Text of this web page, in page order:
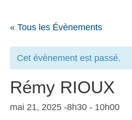
« Tous les Évènements
Cet évènement est passé.
Rémy RIOUX
mai 21, 2025 -8h30 - 10h00